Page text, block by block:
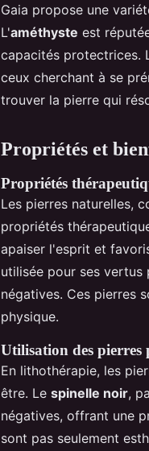
Gaia propose une
L'améthyste est
capacités protectrices.
ceux cherchant à se
trouver la pierre qui
Propriétés et
Propriétés
Les pierres naturelles,
propriétés
apaiser l'esprit et
utilisée pour ses
négatives. Ces pierres
physique.
Utilisation des pierres
En lithothérapie, les
être. Le spinelle noir,
négatives, offrant une
sont pas seulement